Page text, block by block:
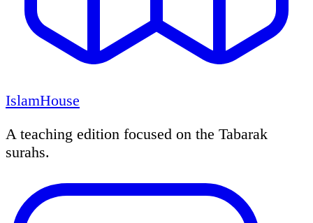
IslamHouse
A teaching edition focused on the Tabarak
surahs.